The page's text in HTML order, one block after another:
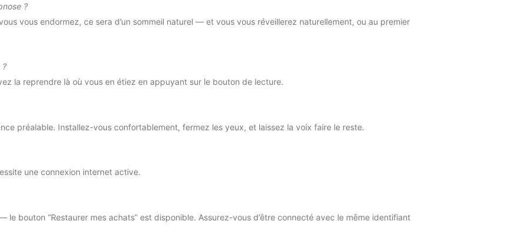
?
vous endormez, ce sera d’un sommeil naturel — et vous vous réveillerez naturellement, ou au premier
?
la reprendre là où vous en étiez en appuyant sur le bouton de lecture.
préalable. Installez-vous confortablement, fermez les yeux, et laissez la voix faire le reste.
une connexion internet active.
le bouton “Restaurer mes achats” est disponible. Assurez-vous d’être connecté avec le même identifiant